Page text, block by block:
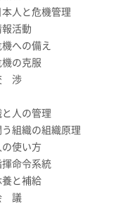
人と危機管理
活動
への備え
の克服
渉
人の管理
組織の組織原理
使い方
命令系統
と補給
議